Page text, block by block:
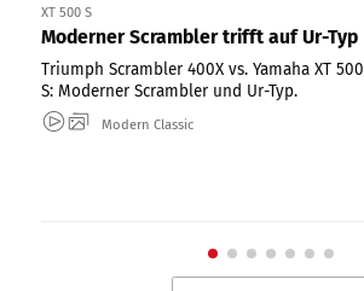
XT 500 S
Moderner Scrambler trifft auf Ur-Typ
Triumph Scrambler 400X vs. Yamaha XT 500
S: Moderner Scrambler und Ur-Typ.
Modern Classic